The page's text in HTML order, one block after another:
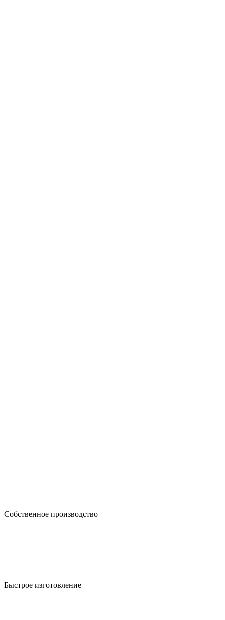
Собственное производство
Быстрое изготовление